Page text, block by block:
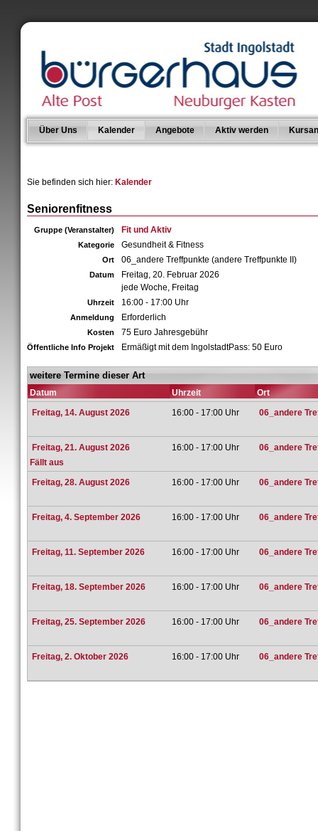
Über Uns Kalender Angebote Aktiv werden
Sie befinden sich hier: Kalender
Seniorenfitness
Gruppe (Veranstalter) Fit und Aktiv
Kategorie Gesundheit & Fitness
Ort 06_andere Treffpunkte (andere Treffpunkte II)
Datum
Freitag, 20. Februar 2026
jede Woche, Freitag
Uhrzeit 16:00 - 17:00 Uhr
Anmeldung Erforderlich
Kosten 75 Euro Jahresgebühr
Öffentliche Info Projekt Ermäßigt mit dem IngolstadtPass: 50 Euro
weitere Termine dieser Art
Datum Uhrzeit
Ort
Freitag, 14. August 2026
16:00 - 17:00 Uhr 06_andere
Freitag, 21. August 2026
Fällt aus
16:00 - 17:00 Uhr 06_andere
Freitag, 28. August 2026 16:00 - 17:00 Uhr 06_andere
Freitag, 4. September 2026 16:00 - 17:00 Uhr 06_andere
Freitag, 11. September 2026 16:00 - 17:00 Uhr 06_andere
Freitag, 18. September 2026 16:00 - 17:00 Uhr 06_andere
Freitag, 25. September 2026 16:00 - 17:00 Uhr 06_andere
Freitag, 2. Oktober 2026 16:00 - 17:00 Uhr 06_andere